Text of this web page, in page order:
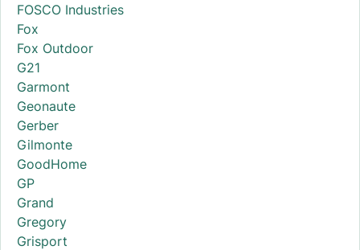
FOSCO Industries
Fox
Fox Outdoor
G21
Garmont
Geonaute
Gerber
Gilmonte
GoodHome
GP
Grand
Gregory
Grisport